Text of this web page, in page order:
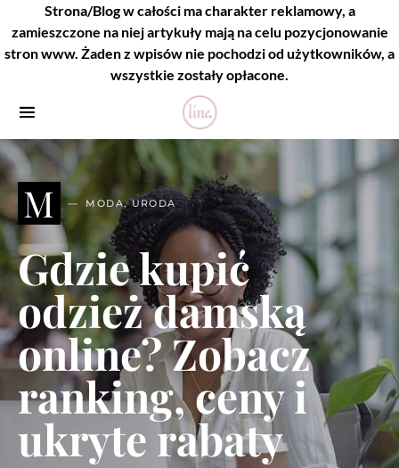
Strona/Blog w całości ma charakter reklamowy, a
zamieszczone na niej artykuły mają na celu pozycjonowanie
stron www. Żaden z wpisów nie pochodzi od użytkowników, a
wszystkie zostały opłacone.
M MODA, URODA
Gdzie kupić
odzież damską
online? Zobacz
ranking, ceny i
ukryte rabaty